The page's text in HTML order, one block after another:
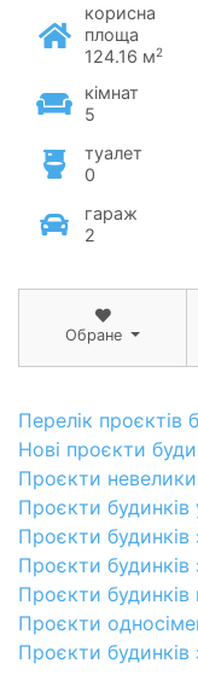
корисна
площа
124.16 м2
кімнат
5
туалет
0
гараж
2
Обране
Перелік проєктів
Нові проєкти
Проєкти
Проєкти будинків
Проєкти
Проєкти
Проєкти будинків
Проєкти
Проєкти